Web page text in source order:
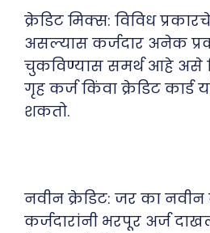
क्रेडिट मिक्स: विविध
असल्यास कर्जदार अनेक
चुकविण्यास समर्थ आहे असे
गृह कर्ज किंवा क्रेडिट कार्ड
शकतो.
नवीन क्रेडिट: जर का नवीन
कर्जदारांनी भरपूर अर्ज